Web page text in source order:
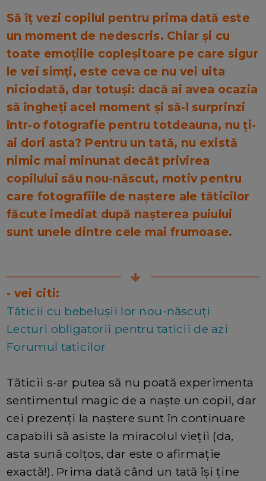
Să îț vezi copilul pentru prima dată este
un moment de nedescris. Chiar și cu
toate emoțiile copleșitoare pe care sigur
le vei simți, este ceva ce nu vei uita
niciodată, dar totuși: dacă ai avea ocazia
să îngheți acel moment și să-l surprinzi
într-o fotografie pentru totdeauna, nu ți-
ai dori asta? Pentru un tată, nu există
nimic mai minunat decât privirea
copilului său nou-născut, motiv pentru
care fotografiile de naștere ale tăticilor
făcute imediat după nașterea puiului
sunt unele dintre cele mai frumoase.
- vei citi:
Tăticii cu bebelușii lor nou-născuți
Lecturi obligatorii pentru taticii de azi
Forumul taticilor
Tăticii s-ar putea să nu poată experimenta
sentimentul magic de a naște un copil, dar
cei prezenți la naștere sunt în continuare
capabili să asiste la miracolul vieții (da,
asta sună colțos, dar este o afirmație
exactă!). Prima dată când un tată își ține